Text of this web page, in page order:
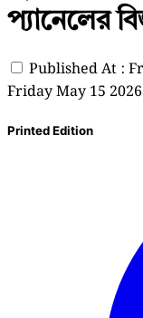
প্যানেলের
Published At :
Friday May 15
Printed Edition